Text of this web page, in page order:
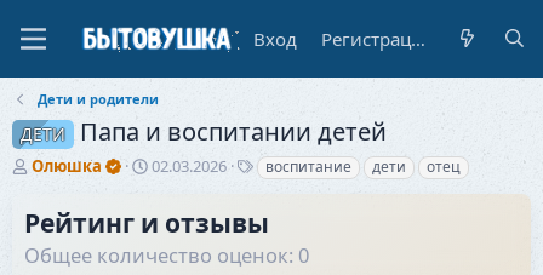
Вход Регистрация
Дети и родители
ДЕТИ Папа и воспитании детей
А
о
р
Олюшка
Д
а
н
02.03.2026
Т
и
воспитание дети отец
Рейтинг и отзывы
Общее количество оценок: 0